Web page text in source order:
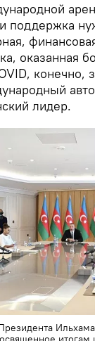
поддержка
оказанная
конечно,
лидер.